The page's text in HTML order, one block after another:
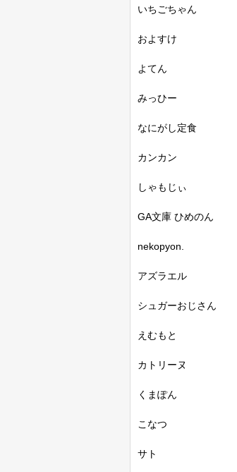
いちごちゃん
およすけ
よてん
みっひー
なにがし定食
カンカン
しゃもじぃ
GA文庫 ひめのん
nekopyon.
アズラエル
シュガーおじさん
えむもと
カトリーヌ
くまぽん
こなつ
サト